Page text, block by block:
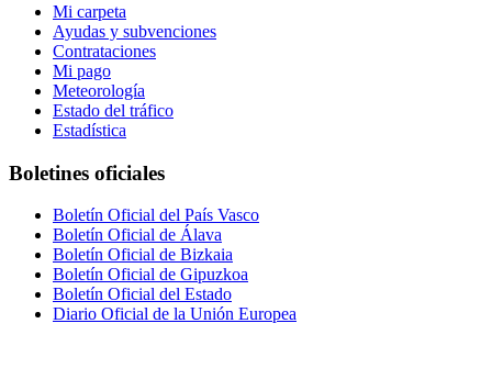
Mi carpeta
Ayudas y subvenciones
Contrataciones
Mi pago
Meteorología
Estado del tráfico
Estadística
Boletines oficiales
Boletín Oficial del País Vasco
Boletín Oficial de Álava
Boletín Oficial de Bizkaia
Boletín Oficial de Gipuzkoa
Boletín Oficial del Estado
Diario Oficial de la Unión Europea